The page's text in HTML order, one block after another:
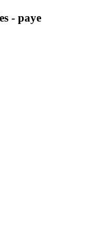
- paye